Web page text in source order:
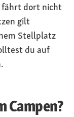
fährt dort nicht
gilt
Stellplatz
du auf
Campen?